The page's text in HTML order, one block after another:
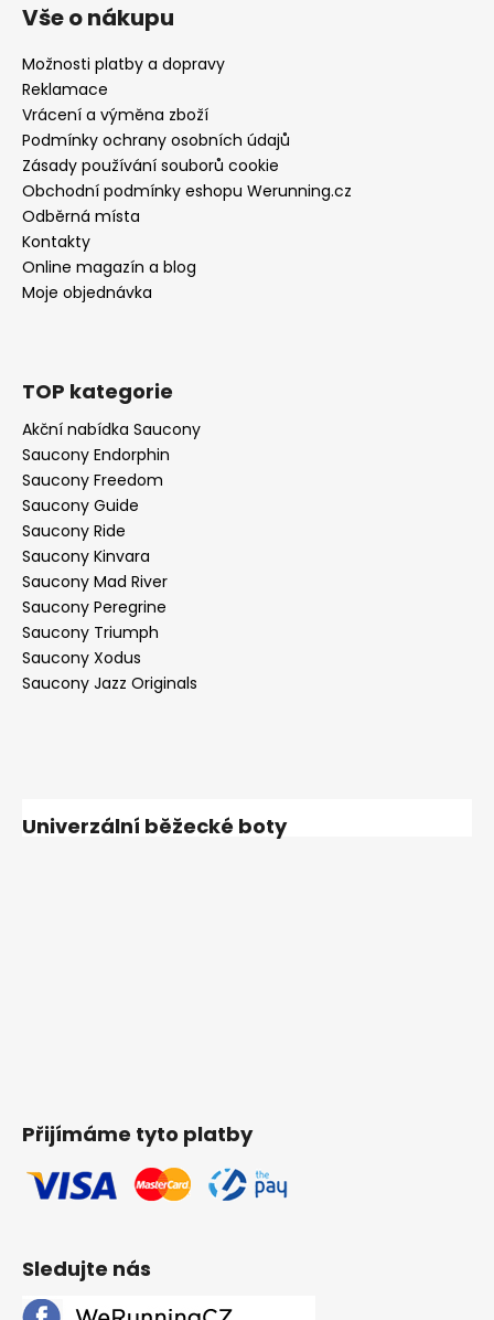
Vše o nákupu
Možnosti platby a dopravy
Reklamace
Vrácení a výměna zboží
Podmínky ochrany osobních údajů
Zásady používání souborů cookie
Obchodní podmínky eshopu Werunning.cz
Odběrná místa
Kontakty
Online magazín a blog
Moje objednávka
TOP kategorie
Akční nabídka Saucony
Saucony Endorphin
Saucony Freedom
Saucony Guide
Saucony Ride
Saucony Kinvara
Saucony Mad River
Saucony Peregrine
Saucony Triumph
Saucony Xodus
Saucony Jazz Originals
Univerzální běžecké boty
Přijímáme tyto platby
Sledujte nás